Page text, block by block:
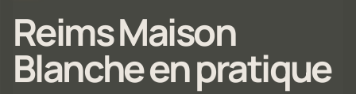
Reims Maison
Blanche en pratique